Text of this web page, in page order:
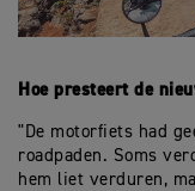
Hoe presteert de
"De motorfiets had
roadpaden. Soms
hem liet verduren,